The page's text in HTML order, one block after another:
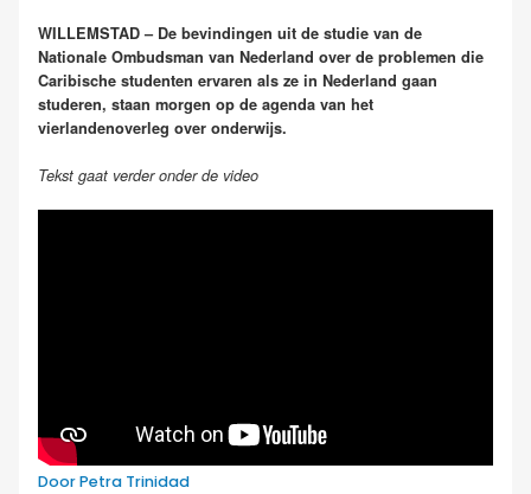
WILLEMSTAD – De bevindingen uit de studie van de
Nationale Ombudsman van Nederland over de problemen die
Caribische studenten ervaren als ze in Nederland gaan
studeren, staan morgen op de agenda van het
vierlandenoverleg over onderwijs.
Tekst gaat verder onder de video
Door Petra Trinidad